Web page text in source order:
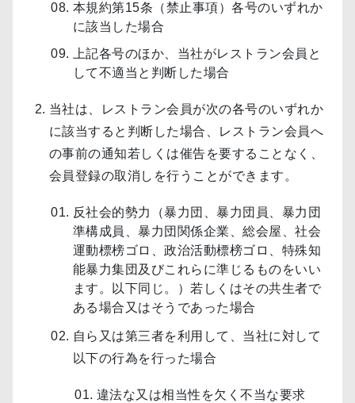
本規約第15条（禁止事項）各号のいずれか
に該当した場合
上記各号のほか、当社がレストラン会員と
して不適当と判断した場合
当社は、レストラン会員が次の各号のいずれか
に該当すると判断した場合、レストラン会員へ
の事前の通知若しくは催告を要することなく、
会員登録の取消しを行うことができます。
反社会的勢力（暴力団、暴力団員、暴力団
準構成員、暴力団関係企業、総会屋、社会
運動標榜ゴロ、政治活動標榜ゴロ、特殊知
能暴力集団及びこれらに準じるものをいい
ます。以下同じ。）若しくはその共生者で
ある場合又はそうであった場合
自ら又は第三者を利用して、当社に対して
以下の行為を行った場合
違法な又は相当性を欠く不当な要求